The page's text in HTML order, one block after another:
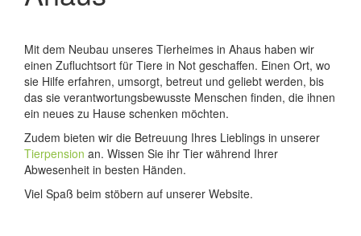
Mit dem Neubau unseres Tierheimes in Ahaus haben wir
einen Zufluchtsort für Tiere in Not geschaffen. Einen Ort, wo
sie Hilfe erfahren, umsorgt, betreut und geliebt werden, bis
das sie verantwortungsbewusste Menschen finden, die ihnen
ein neues zu Hause schenken möchten.
Zudem bieten wir die Betreuung Ihres Lieblings in unserer
Tierpension an. Wissen Sie ihr Tier während Ihrer
Abwesenheit in besten Händen.
Viel Spaß beim stöbern auf unserer Website.